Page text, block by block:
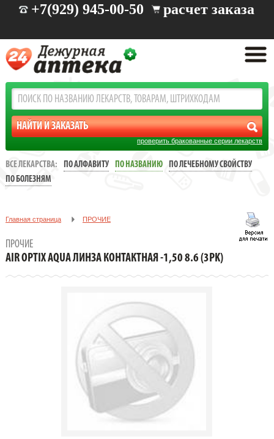
+7(929) 945-00-50 расчет заказа
проверить бракованные серии лекарств
ВСЕ ЛЕКАРСТВА: ПО АЛФАВИТУ ПО НАЗВАНИЮ
ПО ЛЕЧЕБНОМУ СВОЙСТВУ
ПО БОЛЕЗНЯМ
Главная страница ПРОЧИЕ
ПРОЧИЕ
AIR OPTIX AQUA ЛИНЗА КОНТАКТНАЯ -1,50 8.6 (3PK)